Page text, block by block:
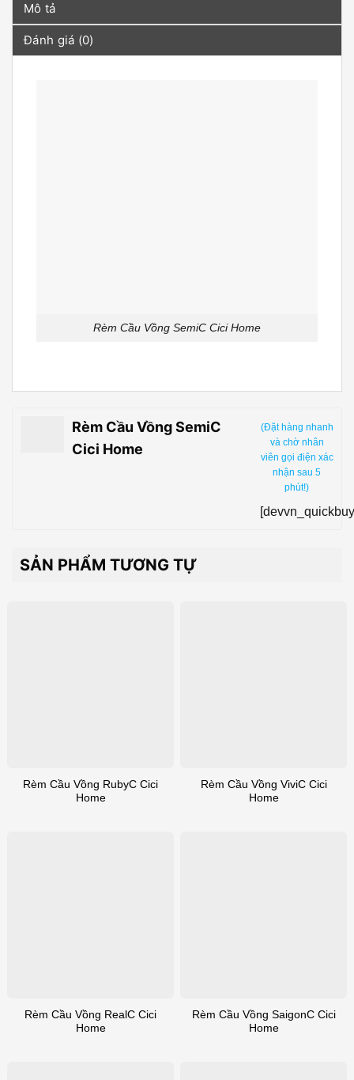
Mô tả
Đánh giá (0)
Rèm Cầu Vồng SemiC Cici Home
Rèm Cầu Vồng SemiC
Cici Home
(Đặt hàng nhanh
và chờ nhân
viên gọi điện xác
nhận sau 5
phút!)
SẢN PHẨM TƯƠNG TỰ
Rèm Cầu Vồng RubyC Cici
Home
Rèm Cầu Vồng ViviC Cici
Home
Rèm Cầu Vồng RealC Cici
Home
Rèm Cầu Vồng SaigonC Cici
Home